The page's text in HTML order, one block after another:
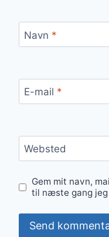
Navn *
E-mail *
Websted
Gem mit navn,
til næste gang jeg